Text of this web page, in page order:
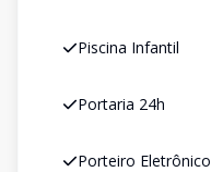
Piscina Infantil
Portaria 24h
Porteiro Eletrônico